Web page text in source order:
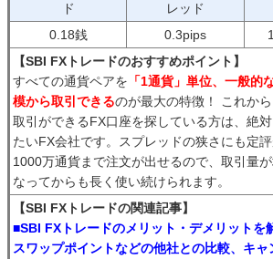
ド
レッド
0.18銭 0.3pips
【SBI FXトレードのおすすめポイント】
すべての通貨ペアを 「1通貨」単位、一般的
模から取引できるのが最大の特徴！ これか
取引ができるFX口座を探している方は、絶
たいFX会社です。スプレッドの狭さにも定
1000万通貨まで注文が出せるので、取引量
なってからも長く使い続けられます。
【SBI FXトレードの関連記事】
■SBI FXトレードのメリット・デメリットを
スワップポイントなどの他社との比較、キャ